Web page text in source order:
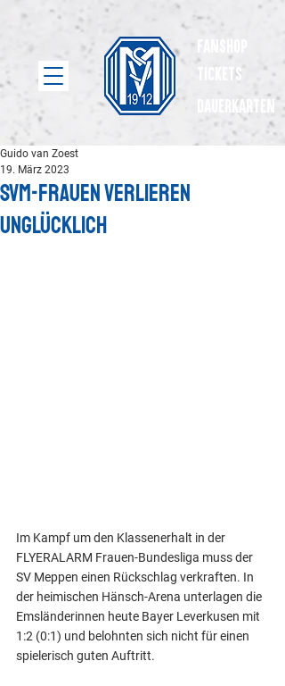
Fanshop
Tickets
dauerkarten
SVM-Frauen verlieren
unglücklich
Guido van Zoest
19. März 2023
Im Kampf um den Klassenerhalt in der
FLYERALARM Frauen-Bundesliga muss der
SV Meppen einen Rückschlag verkraften. In
der heimischen Hänsch-Arena unterlagen die
Emsländerinnen heute Bayer Leverkusen mit
1:2 (0:1) und belohnten sich nicht für einen
spielerisch guten Auftritt.